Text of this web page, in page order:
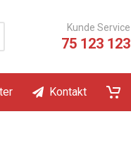
Kunde Service
75 123 123
Kontakt